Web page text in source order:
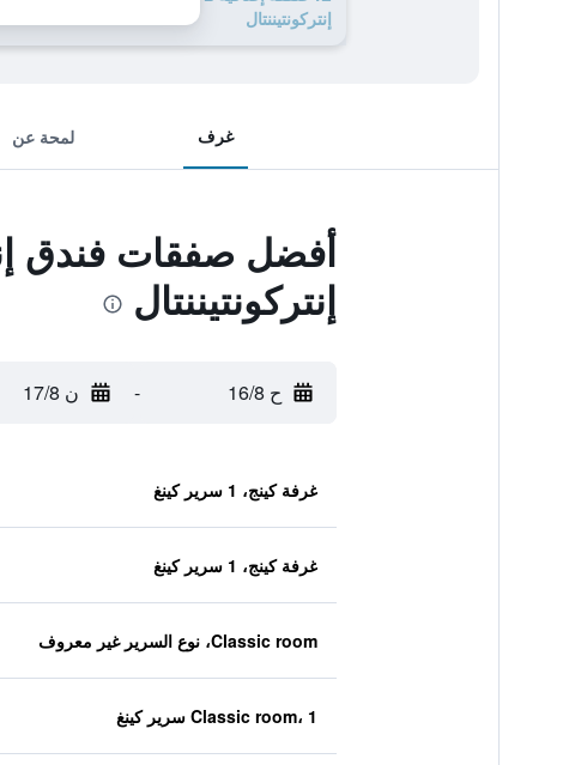
إنتركونتيننتال
غرف لمحة عن
أفضل صفقات فندق
إنتركونتيننتال
ح 16/8 - ن 17/8
غرفة كينج، 1 سرير كينغ
غرفة كينج، 1 سرير كينغ
Classic room، نوع السرير غير معروف
Classic room، 1 سرير كينغ